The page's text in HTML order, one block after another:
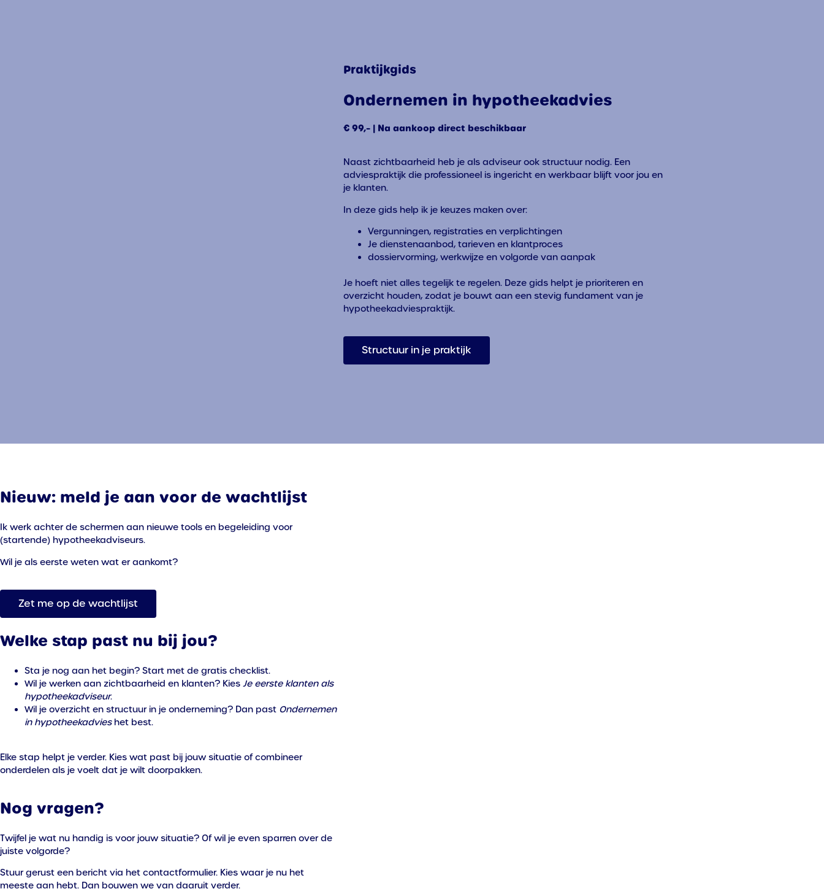
Praktijkgids
Ondernemen in hypotheekadvies
€ 99,– | Na aankoop direct beschikbaar
Naast zichtbaarheid heb je als adviseur ook structuur nodig. Een
adviespraktijk die professioneel is ingericht en werkbaar blijft voor jou en
je klanten.
In deze gids help ik je keuzes maken over:
Vergunningen, registraties en verplichtingen
Je dienstenaanbod, tarieven en klantproces
dossiervorming, werkwijze en volgorde van aanpak
Je hoeft niet alles tegelijk te regelen. Deze gids helpt je prioriteren en
overzicht houden, zodat je bouwt aan een stevig fundament van je
hypotheekadviespraktijk.
Structuur in je praktijk
Nieuw: meld je aan voor de wachtlijst
Ik werk achter de schermen aan nieuwe tools en begeleiding voor
(startende) hypotheekadviseurs.
Wil je als eerste weten wat er aankomt?
Zet me op de wachtlijst
Welke stap past nu bij jou?
Sta je nog aan het begin? Start met de gratis checklist.
Wil je werken aan zichtbaarheid en klanten? Kies Je eerste klanten als
hypotheekadviseur.
Wil je overzicht en structuur in je onderneming? Dan past Ondernemen
in hypotheekadvieshet best.
Elke stap helpt je verder. Kies wat past bij jouw situatie of combineer
onderdelen als je voelt dat je wilt doorpakken.
Nog vragen?
Twijfel je wat nu handig is voor jouw situatie? Of wil je even sparren over de
juiste volgorde?
Stuur gerust een bericht via het contactformulier. Kies waar je nu het
meeste aan hebt. Dan bouwen we van daaruit verder.